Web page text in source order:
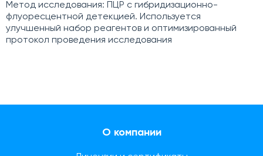
Метод исследования: ПЦР с гибридизационно-
флуоресцентной детекцией. Используется
улучшенный набор реагентов и оптимизированный
протокол проведения исследования
О компании